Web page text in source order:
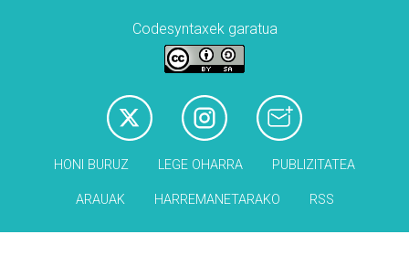
Codesyntaxek garatua
HONI BURUZ LEGE OHARRA PUBLIZITATEA
ARAUAK HARREMANETARAKO RSS